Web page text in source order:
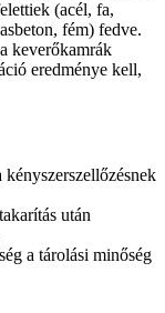
(acél, fa,
fém) fedve.
keverőkamrák
eredménye kell,
kényszerszellőzésnek
után
a tárolási minőség